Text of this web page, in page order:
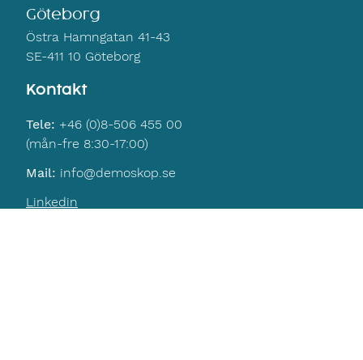
Göteborg
Östra Hamngatan 41-43
SE-411 10 Göteborg
Kontakt
Tele: +46 (0)8-506 455 00
(mån-fre 8:30-17:00)
Mail: info@demoskop.se
Linkedin